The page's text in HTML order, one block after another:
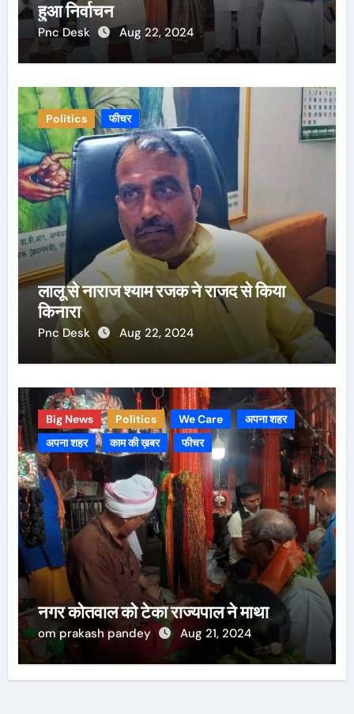
हुआ निर्वाचन
Pnc Desk Aug 22, 2024
Politics फीचर
लालू से नाराज श्याम रजक ने राजद से किया
किनारा
Pnc Desk Aug 22, 2024
Big News Politics We Care
अपना शहर
अपना शहर
काम की ख़बर फीचर
नगर कोतवाल को टेका राज्यपाल ने माथा
om prakash pandey Aug 21, 2024